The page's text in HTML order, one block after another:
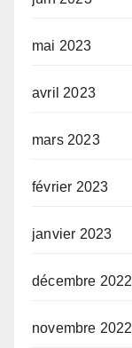
mai 2023
avril 2023
mars 2023
février 2023
janvier 2023
décembre 2022
novembre 2022